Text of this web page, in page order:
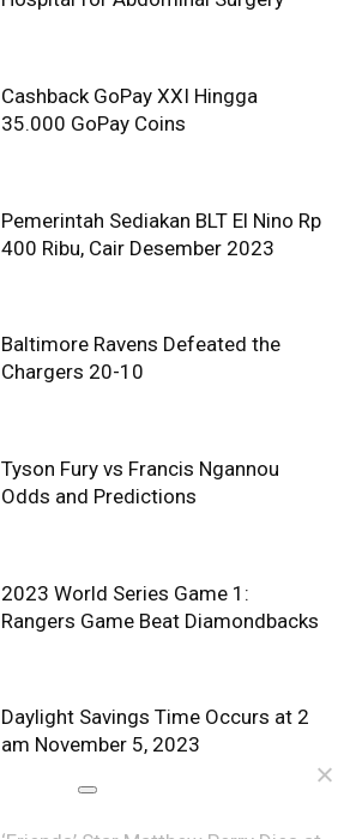
Cashback GoPay XXI Hingga
35.000 GoPay Coins
Pemerintah Sediakan BLT El Nino Rp
400 Ribu, Cair Desember 2023
Baltimore Ravens Defeated the
Chargers 20-10
Tyson Fury vs Francis Ngannou
Odds and Predictions
2023 World Series Game 1:
Rangers Game Beat Diamondbacks
Daylight Savings Time Occurs at 2
am November 5, 2023